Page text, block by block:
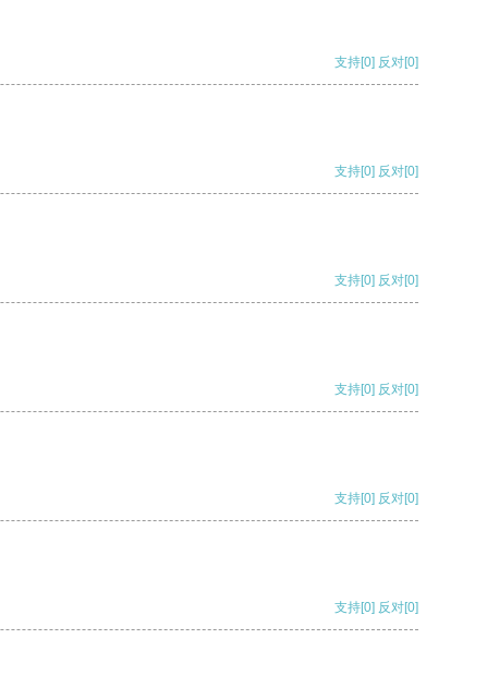
支持[0] 反对[0]
支持[0] 反对[0]
支持[0] 反对[0]
支持[0] 反对[0]
支持[0] 反对[0]
支持[0] 反对[0]